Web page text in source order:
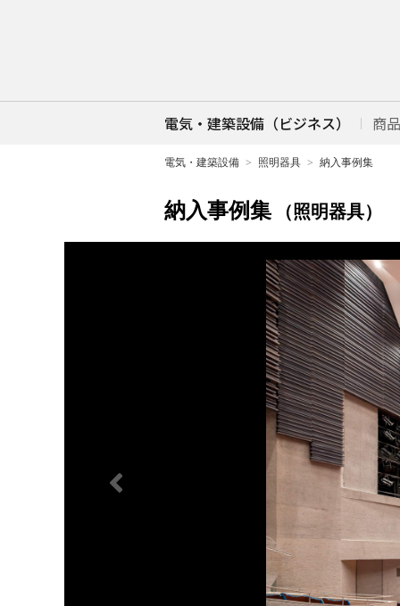
電気・建築設備（ビジネス） 商
電気・建築設備 照明器具 納入事例集
納入事例集 （照明器具）